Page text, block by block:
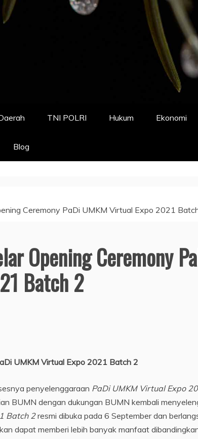
TNI POLRI Hukum Ekonomi
Blog
Ceremony PaDi UMKM Virtual Expo 2021
Opening Ceremony
Batch 2
UMKM Virtual Expo 2021 Batch 2
penyelenggaraan PaDi UMKM Virtual Expo
BUMN dengan dukungan BUMN kembali
Batch 2resmi dibuka pada 6 September dan
dapat memberi lebih banyak manfaat